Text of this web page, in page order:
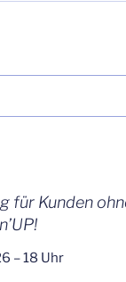
für Kunden
– 18 Uhr